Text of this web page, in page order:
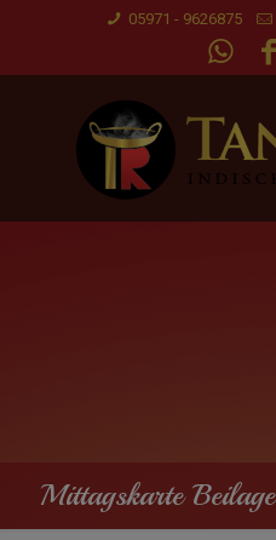
05971 - 9626875
Mittagskarte Beilage